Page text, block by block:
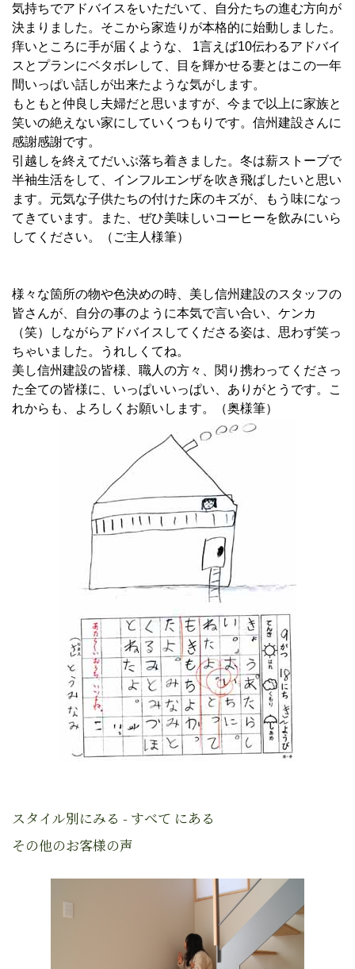
気持ちでアドバイスをいただいて、自分たちの進む方向が
決まりました。そこから家造りが本格的に始動しました。
痒いところに手が届くような、 1言えば10伝わるアドバイ
スとプランにベタボレして、目を輝かせる妻とはこの一年
間いっぱい話しが出来たような気がします。
もともと仲良し夫婦だと思いますが、今まで以上に家族と
笑いの絶えない家にしていくつもりです。信州建設さんに
感謝感謝です。
引越しを終えてだいぶ落ち着きました。冬は薪ストーブで
半袖生活をして、インフルエンザを吹き飛ばしたいと思い
ます。元気な子供たちの付けた床のキズが、もう味になっ
てきています。また、ぜひ美味しいコーヒーを飲みにいら
してください。（ご主人様筆）
様々な箇所の物や色決めの時、美し信州建設のスタッフの
皆さんが、自分の事のように本気で言い合い、ケンカ
（笑）しながらアドバイスしてくださる姿は、思わず笑っ
ちゃいました。うれしくてね。
美し信州建設の皆様、職人の方々、関り携わってくださっ
た全ての皆様に、いっぱいいっぱい、ありがとうです。こ
れからも、よろしくお願いします。（奥様筆）
スタイル別にみる - すべて にある
その他のお客様の声